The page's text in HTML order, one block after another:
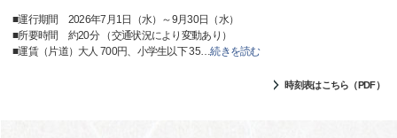
■運行期間 2026年7月1日（水）～9月30日（水）
■所要時間 約20分 （交通状況により変動あり）
■運賃（片道）大人 700円、小学生以下 35…続きを読む
時刻表はこちら（PDF）